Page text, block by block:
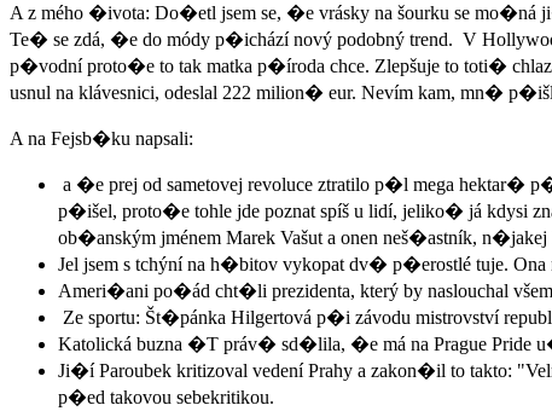
A z mého �ivota: Do�etl jsem se, �e vrásky na šourku se
Te� se zdá, �e do módy p�ichází nový podobný trend. V
p�vodní proto�e to tak matka p�íroda chce. Zlepšuje to toti�
usnul na klávesnici, odeslal 222 milion� eur. Nevím kam, mn�
A na Fejsb�ku napsali:
a �e prej od sametovej revoluce ztratilo p�l mega
p�išel, proto�e tohle jde poznat spíš u lidí, jeliko� já kdysi
ob�anským jménem Marek Vašut a onen neš�astník, n�jakej
Jel jsem s tchýní na h�bitov vykopat dv� p�erostlé tuje.
Ameri�ani po�ád cht�li prezidenta, který by naslouchal
Ze sportu: Št�pánka Hilgertová p�i závodu mistrovství
Katolická buzna �T práv� sd�lila, �e má na Prague Pride
Ji�í Paroubek kritizoval vedení Prahy a zakon�il to takto:
p�ed takovou sebekritikou.